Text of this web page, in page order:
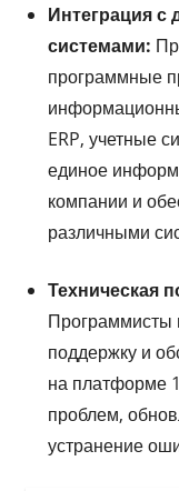
Интеграция
системами:
программные
ERP, учетные
единое
компании и
различными
Техническая
Программисты
поддержку и
на платформе
проблем,
устранение